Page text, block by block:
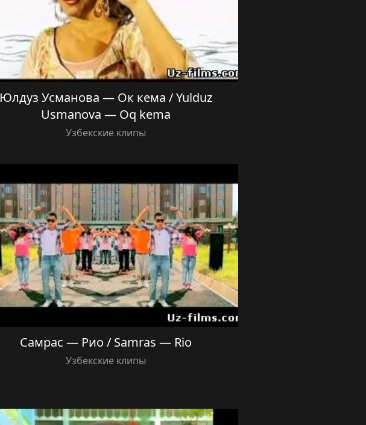
Юлдуз Усманова — Ок кема / Yulduz
Usmanova — Oq kema
Узбекские клипы
Самрас — Рио / Samras — Rio
Узбекские клипы